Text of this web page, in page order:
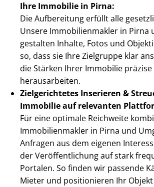
Ihre Immobilie in Pirna:
Die Aufbereitung erfüllt alle
Unsere Im­mo­bi­li­en­mak­ler in Pirna
gestalten Inhalte, Fotos und
so, dass sie Ihre Zielgruppe klar
die Stärken Ihrer Immobilie präzise
herausarbeiten.
Zielgerichtetes Inserieren &
Immobilie auf relevanten
Für eine optimale Reichweite
Im­mo­bi­li­en­mak­ler in Pirna und
Anfragen aus dem eigenen
der Ver­öf­fent­li­chung auf stark
Portalen. So finden wir passende
Mieter und positionieren Ihr